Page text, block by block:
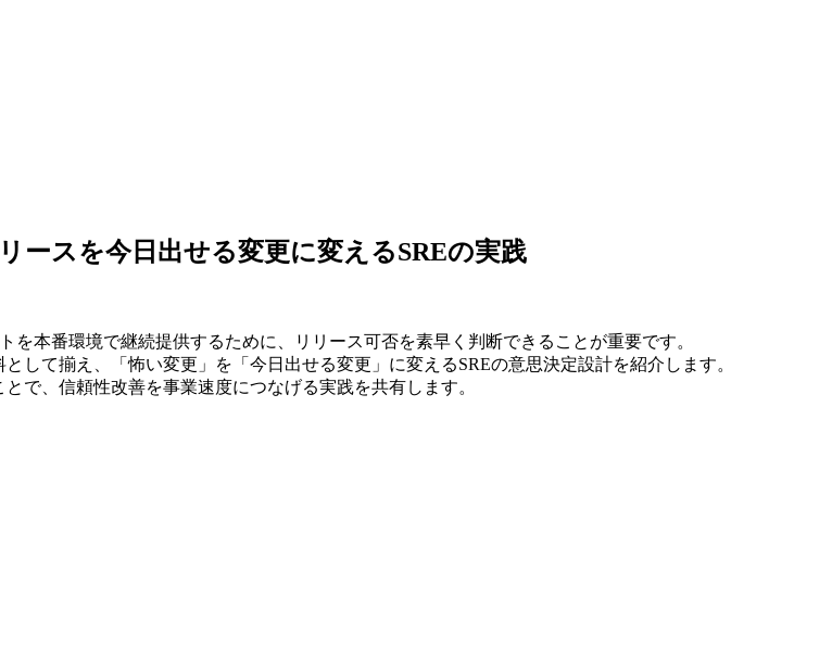
ースを今日出せる変更に変えるSREの実践
本番環境で継続提供するために、リリース可否を素早く判断できることが重要です。
て揃え、「怖い変更」を「今日出せる変更」に変えるSREの意思決定設計を紹介します。
で、信頼性改善を事業速度につなげる実践を共有します。